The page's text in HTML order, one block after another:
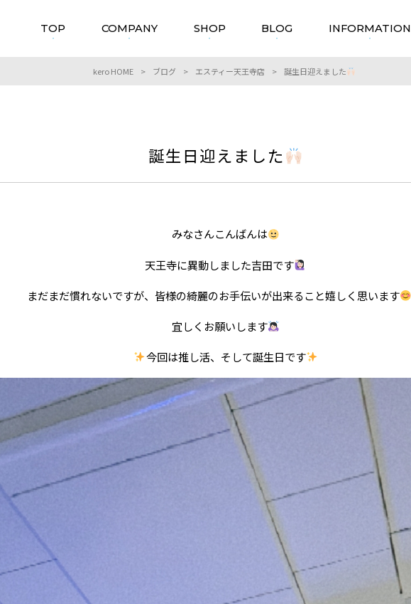
TOP COMPANY SHOP BLOG INFORMATION
kero HOME > ブログ > エスティー天王寺店 > 誕生日迎えました
誕生日迎えました
みなさんこんばんは
天王寺に異動しました吉田です
まだまだ慣れないですが、皆様の綺麗のお手伝いが出来ること嬉しく思います
宜しくお願いします
今回は推し活、そして誕生日です